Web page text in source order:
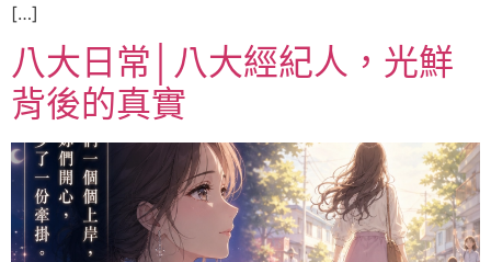
[…]
八大日常│八大經紀人，光鮮
背後的真實